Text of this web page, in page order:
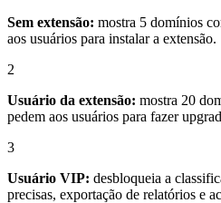
Sem extensão: mostra 5 domínios
aos usuários para instalar a extensão.
2
Usuário da extensão: mostra 20
pedem aos usuários para fazer
3
Usuário VIP: desbloqueia a
precisas, exportação de relatórios e